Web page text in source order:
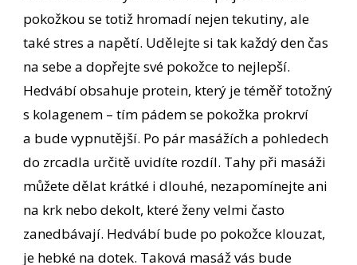
pokožkou se totiž hromadí nejen tekutiny, ale
také stres a napětí. Udělejte si tak každý den čas
na sebe a dopřejte své pokožce to nejlepší.
Hedvábí obsahuje protein, který je téměř totožný
s kolagenem – tím pádem se pokožka prokrví
a bude vypnutější. Po pár masážích a pohledech
do zrcadla určitě uvidíte rozdíl. Tahy při masáži
můžete dělat krátké i dlouhé, nezapomínejte ani
na krk nebo dekolt, které ženy velmi často
zanedbávají. Hedvábí bude po pokožce klouzat,
je hebké na dotek. Taková masáž vás bude